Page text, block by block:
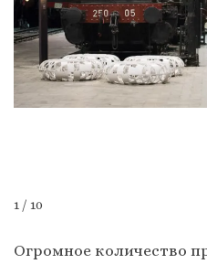
1 / 10
Огромное количество